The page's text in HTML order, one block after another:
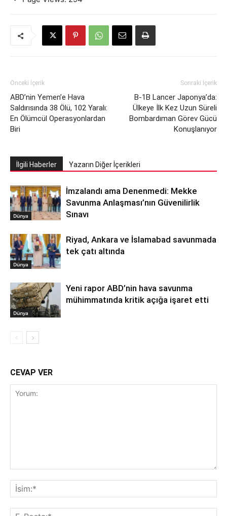
Önceki İçerik
ABD’nin Yemen’e Hava
Saldırısında 38 Ölü, 102 Yaralı:
En Ölümcül Operasyonlardan
Biri
Sonraki İçerik
B-1B Lancer Japonya’da:
Ülkeye İlk Kez Uzun Süreli
Bombardıman Görev Gücü
Konuşlanıyor
İlgili Haberler Yazarın Diğer İçerikleri
Dünya
İmzalandı ama Denenmedi: Mekke
Savunma Anlaşması’nın Güvenilirlik
Sınavı
Dünya
Riyad, Ankara ve İslamabad savunmada
tek çatı altında
Dünya
Yeni rapor ABD’nin hava savunma
mühimmatında kritik açığa işaret etti
CEVAP VER